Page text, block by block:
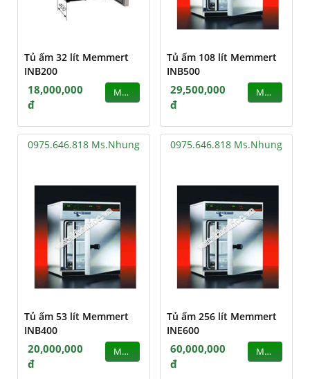
Tủ ấm 32 lít Memmert
INB200
18,000,000
đ
MUA
Tủ ấm 108 lít Memmert
INB500
29,500,000
đ
MUA
0975.646.818 Ms.Nhung
Tủ ấm 53 lít Memmert
INB400
20,000,000
đ
MUA
0975.646.818 Ms.Nhung
Tủ ấm 256 lít Memmert
INE600
60,000,000
đ
MUA